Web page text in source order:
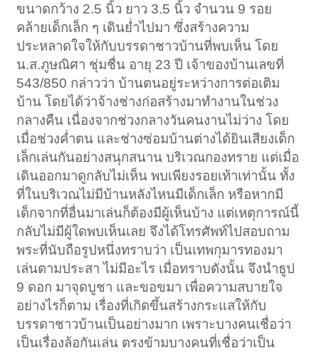
ขนาดกว้าง 2.5 นิ้ว ยาว 3.5 นิ้ว จำนวน 9 รอย
คล้ายเด็กเล็ก ๆ เดินย่ำไปมา ซึ่งสร้างความ
ประหลาดใจให้กับบรรดาชาวบ้านที่พบเห็น โดย
น.ส.ภูษณิศา ชุ่มชื่น อายุ 23 ปี เจ้าของบ้านเลขที่
543/850 กล่าวว่า บ้านตนอยู่ระหว่างการต่อเติม
บ้าน โดยได้ว่าจ้างช่างก่อสร้างมาทำงานในช่วง
กลางคืน เนื่องจากช่วงกลางวันคนงานไม่ว่าง โดย
เมื่อช่วงค่ำตน และช่างซ่อมบ้านต่างได้ยินเสียงเด็ก
เล็กเล่นกันอย่างสนุกสนาน บริเวณกองทราย แต่เมื่อ
เดินออกมาดูกลับไม่เห็น พบเพียงรอยเท้าเท่านั้น ทั้ง
ที่ในบริเวณไม่มีบ้านหลังไหนมีเด็กเล็ก หรือหากมี
เด็กจากที่อื่นมาเล่นก็ต้องมีผู้เห็นบ้าง แต่เหตุการณ์นี้
กลับไม่มีผู้ใดพบเห็นเลย จึงได้โทรศัพท์ไปสอบถาม
พระที่นับถือรูปหนึ่งทราบว่า เป็นเทพกุมารทองมา
เล่นตามประสา ไม่มีอะไร เมื่อทราบดังนั้น จึงนำธูป
9 ดอก มาจุดบูชา และขอขมา เพื่อความสบายใจ
อย่างไรก็ตาม เรื่องที่เกิดขึ้นสร้างกระแสให้กับ
บรรดาชาวบ้านเป็นอย่างมาก เพราะบางคนเชื่อว่า
เป็นเรื่องล้อกันเล่น ตรงข้ามบางคนที่เชื่อว่าเป็น